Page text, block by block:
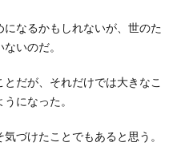
なるかもしれないが、世のた
いのだ。
だが、それだけでは大きなこ
になった。
づけたことでもあると思う。